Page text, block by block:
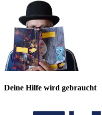
Deine Hilfe wird gebraucht